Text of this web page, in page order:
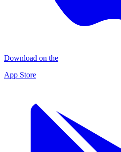
Download on the
App Store